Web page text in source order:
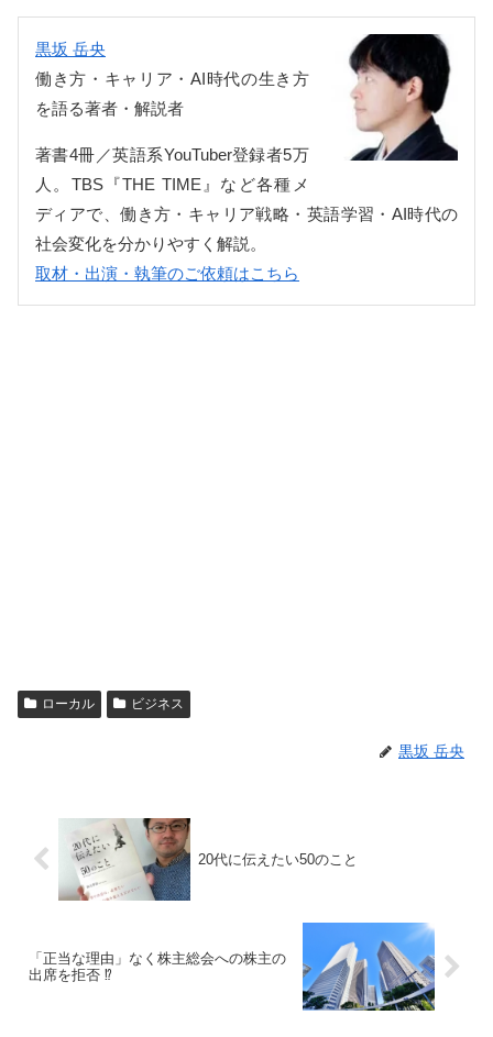
黒坂 岳央
働き方・キャリア・AI時代の生き方
を語る著者・解説者
著書4冊／英語系YouTuber登録者5万
人。TBS『THE TIME』など各種メ
ディアで、働き方・キャリア戦略・英語学習・AI時代の
社会変化を分かりやすく解説。
取材・出演・執筆のご依頼はこちら
ローカル ビジネス
黒坂 岳央
20代に伝えたい50のこと
「正当な理由」なく株主総会への株主の
出席を拒否 ⁉︎